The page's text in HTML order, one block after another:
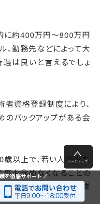
に約400万円～800万円
、勤務先などによって大
は良いと言えるでしょ
資格登録制度により、
バックアップがある会
以上で、若い人が少な
も含めなくなることの
資格を身につければ業
を徹底サポート